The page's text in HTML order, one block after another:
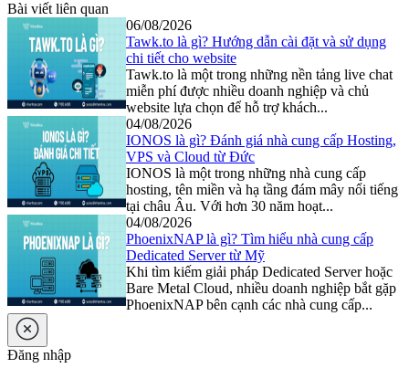
Bài viết liên quan
06/08/2026
Tawk.to là gì? Hướng dẫn cài đặt và sử dụng
chi tiết cho website
Tawk.to là một trong những nền tảng live chat
miễn phí được nhiều doanh nghiệp và chủ
website lựa chọn để hỗ trợ khách...
04/08/2026
IONOS là gì? Đánh giá nhà cung cấp Hosting,
VPS và Cloud từ Đức
IONOS là một trong những nhà cung cấp
hosting, tên miền và hạ tầng đám mây nổi tiếng
tại châu Âu. Với hơn 30 năm hoạt...
04/08/2026
PhoenixNAP là gì? Tìm hiểu nhà cung cấp
Dedicated Server từ Mỹ
Khi tìm kiếm giải pháp Dedicated Server hoặc
Bare Metal Cloud, nhiều doanh nghiệp bắt gặp
PhoenixNAP bên cạnh các nhà cung cấp...
Đăng nhập